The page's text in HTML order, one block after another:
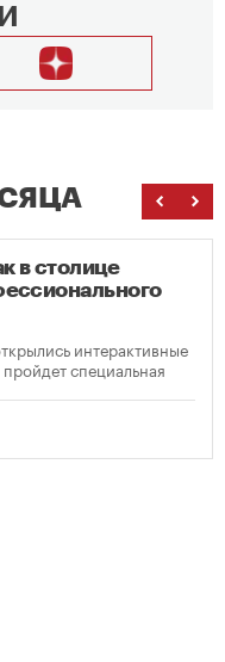
в столице
интерактивные
специальная